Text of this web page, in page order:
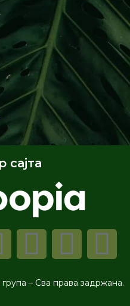
сајта
– Сва права задржана.